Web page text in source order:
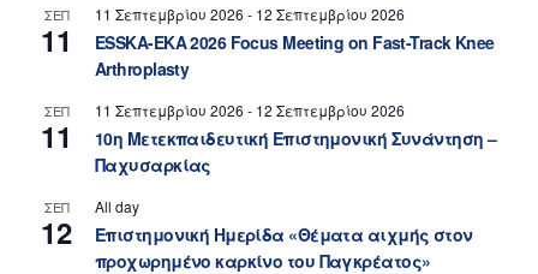
ΣΕΠ
11
11 Σεπτεμβρίου 2026 - 12 Σεπτεμβρίου 2026
ESSKA-EKA 2026 Focus Meeting on Fast-Track Knee
Arthroplasty
ΣΕΠ
11
11 Σεπτεμβρίου 2026 - 12 Σεπτεμβρίου 2026
10η Μετεκπαιδευτική Επιστημονική Συνάντηση –
Παχυσαρκίας
ΣΕΠ
12
All day
Επιστημονική Ημερίδα «Θέματα αιχμής στον
προχωρημένο καρκίνο του Παγκρέατος»